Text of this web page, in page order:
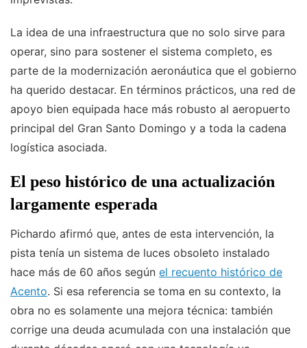
La idea de una infraestructura que no solo sirve para
operar, sino para sostener el sistema completo, es
parte de la modernización aeronáutica que el gobierno
ha querido destacar. En términos prácticos, una red de
apoyo bien equipada hace más robusto al aeropuerto
principal del Gran Santo Domingo y a toda la cadena
logística asociada.
El peso histórico de una actualización
largamente esperada
Pichardo afirmó que, antes de esta intervención, la
pista tenía un sistema de luces obsoleto instalado
hace más de 60 años según el recuento histórico de
Acento. Si esa referencia se toma en su contexto, la
obra no es solamente una mejora técnica: también
corrige una deuda acumulada con una instalación que